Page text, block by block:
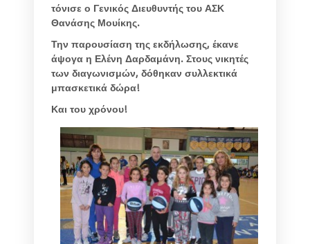
τόνισε ο Γενικός Διευθυντής του ΑΣΚ
Θανάσης Μουίκης.
Την παρουσίαση της εκδήλωσης, έκανε
άψογα η Ελένη Δαρδαμάνη. Στους νικητές
των διαγωνισμών, δόθηκαν συλλεκτικά
μπασκετικά δώρα!
Και του χρόνου!